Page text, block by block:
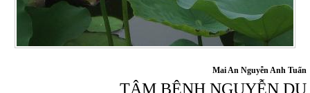
Mai An Nguyễn Anh Tuấn
TÂM BỆNH NGUYỄN DU